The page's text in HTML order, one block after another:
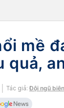
mề
quả,
Tác giả:Đội ngũ